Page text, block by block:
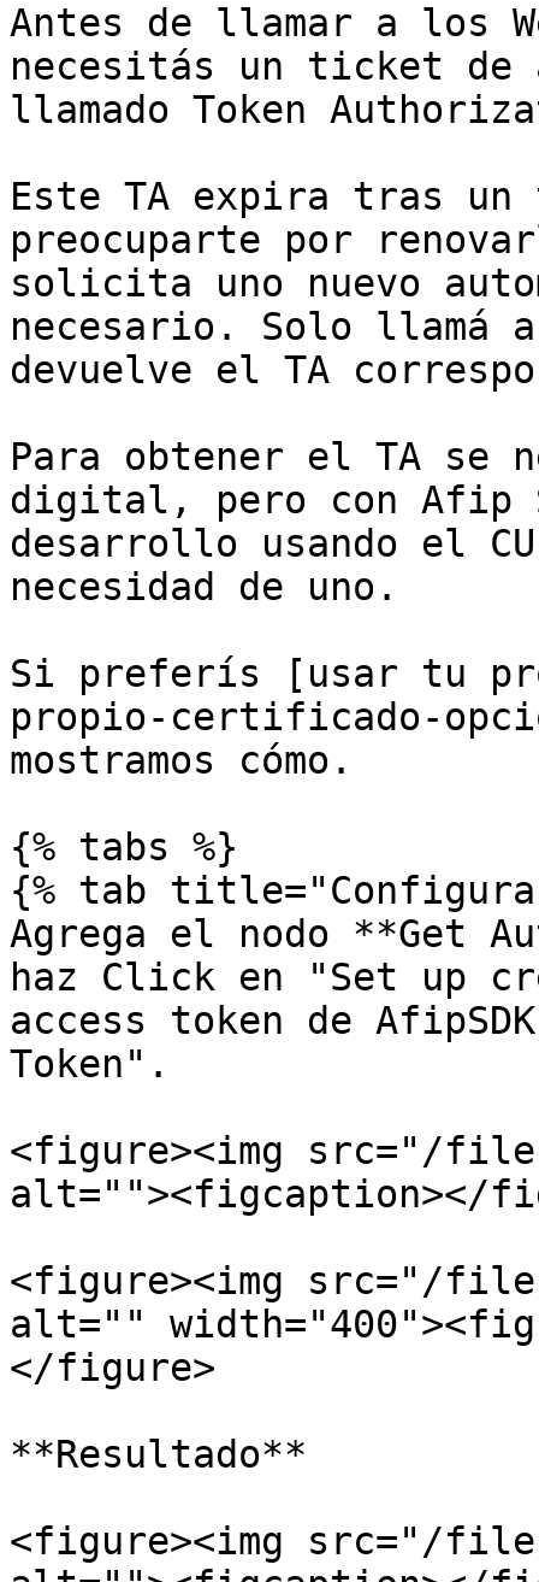
Antes de llamar a los
necesitás un ticket de
llamado Token
Este TA expira tras un
preocuparte por
solicita uno nuevo
necesario. Solo llamá
devuelve el TA
Para obtener el TA se
digital, pero con Afip
desarrollo usando el
necesidad de uno.
Si preferís [usar tu
propio-certificado-
mostramos cómo.
{% tabs %}
{% tab
Agrega el nodo **Get
haz Click en "Set up
access token de
Token".
<figure><img src="/files/
alt=""><figcaption></
<figure><img src="/files/
alt=""
</figure>
**Resultado**
<figure><img src="/files/